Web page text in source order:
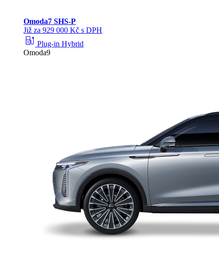
Omoda7 SHS-P
Již za 929 000 Kč s DPH
ev_station Plug-in Hybrid
Omoda9